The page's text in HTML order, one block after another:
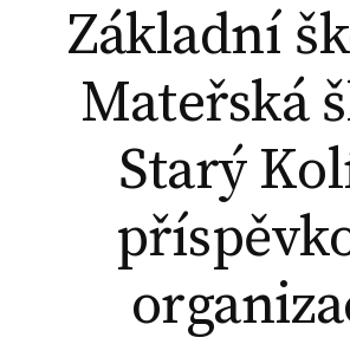
Základní
Mateřská
Starý